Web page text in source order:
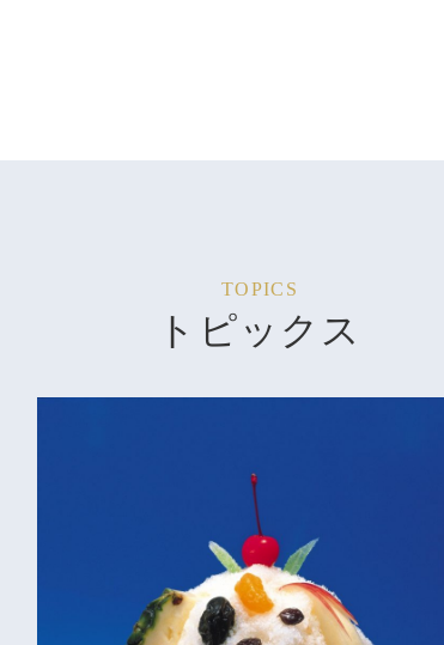
TOPICS
トピックス